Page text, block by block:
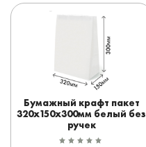
Бумажный крафт пакет
320x150x300мм белый без
ручек